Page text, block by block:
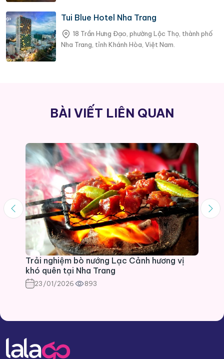
Tui Blue Hotel Nha Trang
18 Trần Hưng Đạo, phường Lộc Thọ, thành phố
Nha Trang, tỉnh Khánh Hòa, Việt Nam.
BÀI VIẾT LIÊN QUAN
Trải nghiệm bò nướng Lạc Cảnh hương vị
khó quên tại Nha Trang
23/01/2026 893